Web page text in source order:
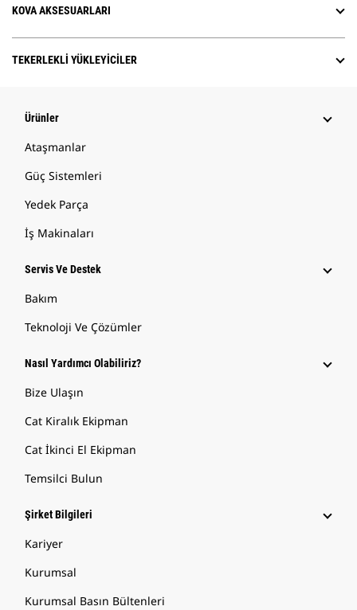
KOVA AKSESUARLARI
TEKERLEKLI YÜKLEYICILER
Ürünler
Ataşmanlar
Güç Sistemleri
Yedek Parça
İş Makinaları
Servis Ve Destek
Bakım
Teknoloji Ve Çözümler
Nasıl Yardımcı Olabiliriz?
Bize Ulaşın
Cat Kiralık Ekipman
Cat İkinci El Ekipman
Temsilci Bulun
Şirket Bilgileri
Kariyer
Kurumsal
Kurumsal Basın Bültenleri